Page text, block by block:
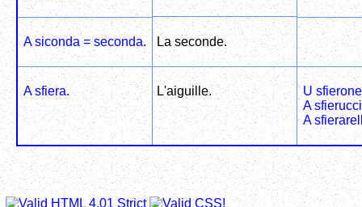
A siconda = seconda. La seconde.
A sfiera. L'aiguille.
U
A
A